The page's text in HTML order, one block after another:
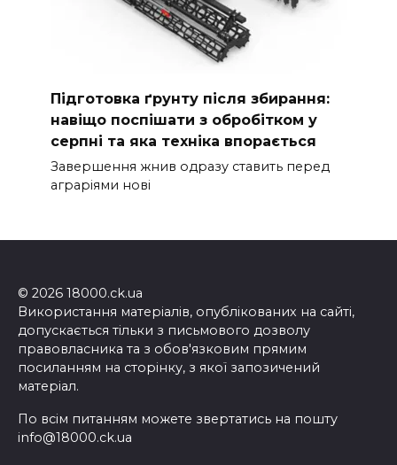
Підготовка ґрунту після збирання:
навіщо поспішати з обробітком у
серпні та яка техніка впорається
Завершення жнив одразу ставить перед
аграріями нові
© 2026 18000.ck.ua
Використання матеріалів, опублікованих на сайті,
допускається тільки з письмового дозволу
правовласника та з обов'язковим прямим
посиланням на сторінку, з якої запозичений
матеріал.
По всім питанням можете звертатись на пошту
info@18000.ck.ua